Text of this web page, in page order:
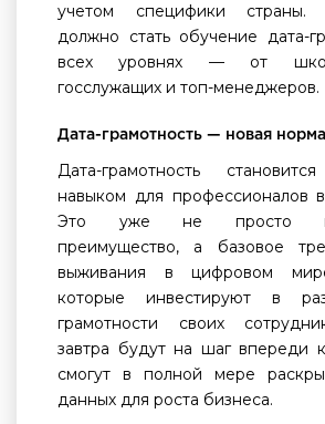
учетом специфики страны.
должно стать обучение дата-
всех уровнях — от
госслужащих и топ-менеджеров.
Дата-грамотность — новая норма
Дата-грамотность
навыком для профессионалов
Это уже не просто
преимущество, а базовое
выживания в цифровом
которые инвестируют в
грамотности своих
завтра будут на шаг впереди
смогут в полной мере
данных для роста бизнеса.